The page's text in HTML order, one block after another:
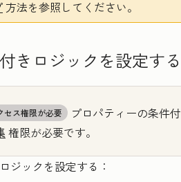
方法を参照してください。
きロジックを設定する
セス権限が必要 プロパティーの条件
権限が必要です。
ジックを設定する：